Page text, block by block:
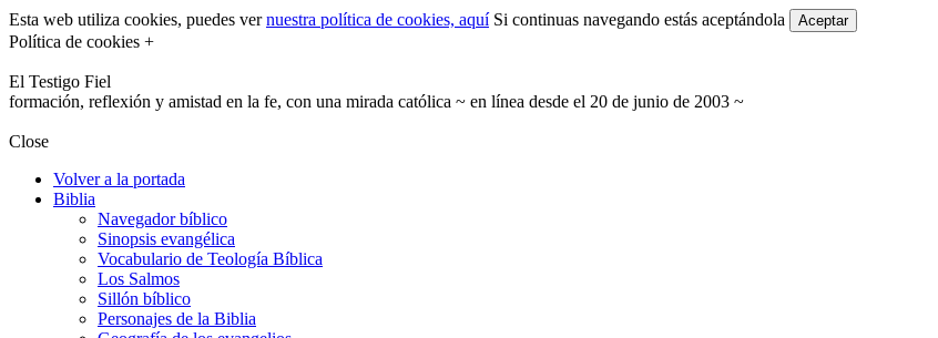
Esta web utiliza cookies, puedes vernuestra política de cookies, aquíSi continuas navegando estás aceptándola Aceptar
Política de cookies +
El Testigo Fiel
formación, reflexión y amistad en la fe, con una mirada católica ~ en línea desde el 20 de junio de 2003 ~
Close
Volver a la portada
Biblia
Navegador bíblico
Sinopsis evangélica
Vocabulario de Teología Bíblica
Los Salmos
Sillón bíblico
Personajes de la Biblia